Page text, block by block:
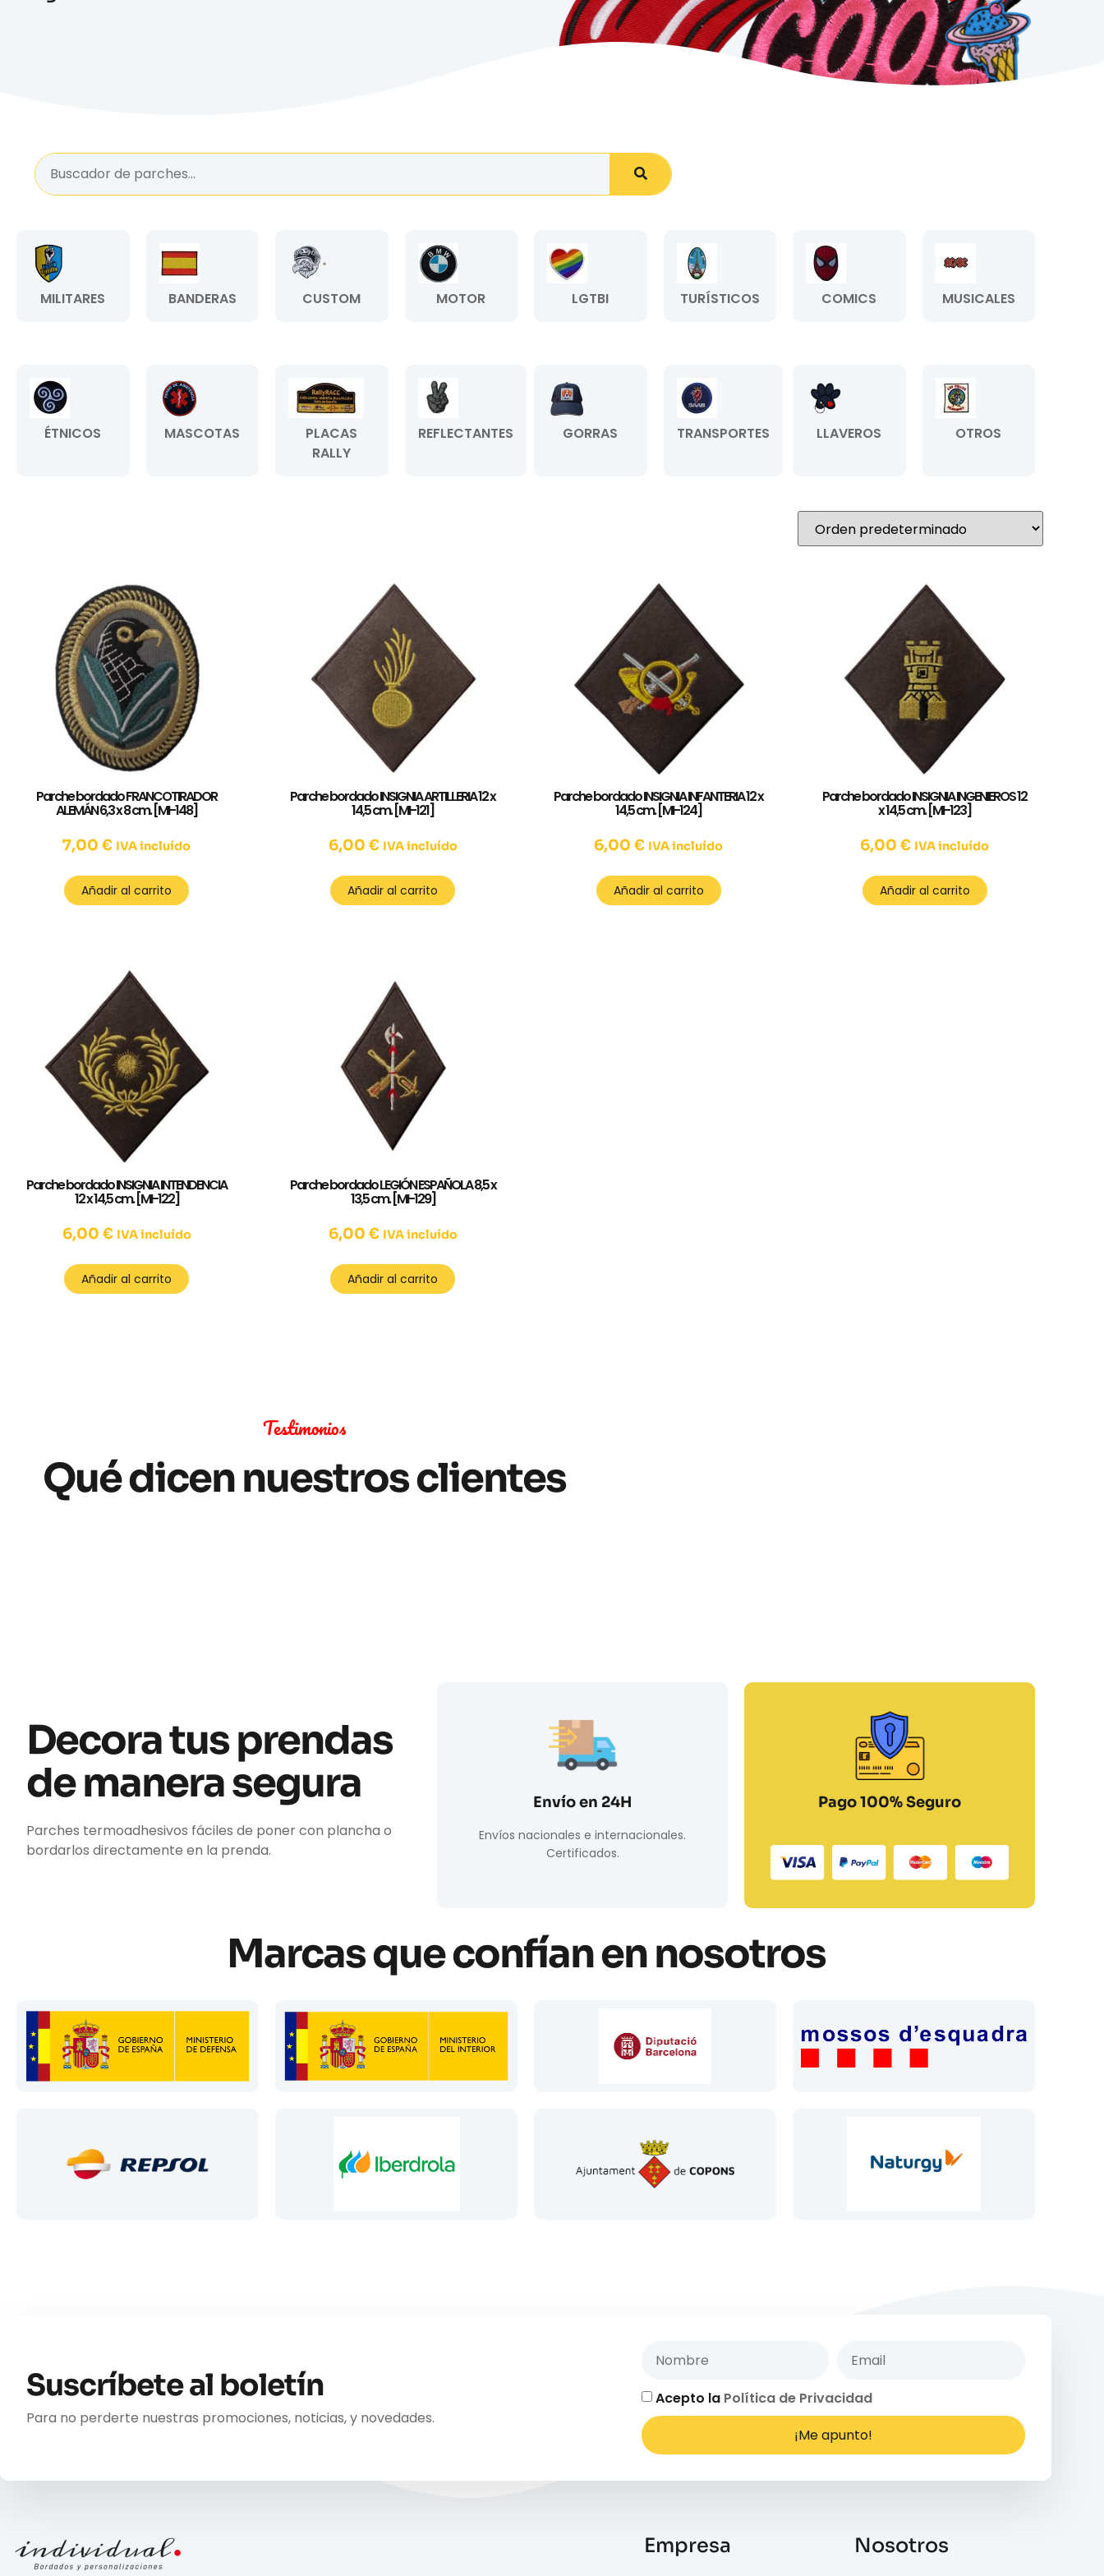
MILITARES BANDERAS CUSTOM MOTOR LGTBI TURÍSTICOS COMICS MUSICALES
ÉTNICOS MASCOTAS
PLACAS
RALLY
REFLECTANTES GORRAS TRANSPORTES LLAVEROS OTROS
Parche bordado FRANCOTIRADOR
ALEMÁN 6,3 x 8 cm. [MI-148]
7,00€ IVA incluído
Añadir al carrito
Parche bordado INSIGNIA ARTILLERIA 12 x
14,5 cm. [MI-121]
6,00 € IVA incluído
Añadir al carrito
Parche bordado INSIGNIA INFANTERIA 12 x
14,5 cm. [MI-124]
6,00€ IVA incluído
Añadir al carrito
Parche bordado INSIGNIA INGENIEROS 12
x 14,5 cm. [MI-123]
6,00€ IVA incluído
Añadir al carrito
Parche bordado INSIGNIA INTENDENCIA
12 x 14,5 cm. [MI-122]
6,00 € IVA incluído
Añadir al carrito
Parche bordado LEGIÓN ESPAÑOLA 8,5 x
13,5 cm. [MI-129]
6,00 € IVA incluído
Añadir al carrito
Testimonios
Qué dicen nuestros clientes
Decora tus prendas
de manera segura
Parches termoadhesivos fáciles de poner con plancha o
bordarlos directamente en la prenda.
Envío en 24H
Envíos nacionales e internacionales.
Certificados.
Pago 100% Seguro
Marcas que confían en nosotros
Suscríbete al boletín
Para no perderte nuestras promociones, noticias, y novedades.
Acepto la Política de Privacidad
¡Me apunto!
Empresa Nosotros